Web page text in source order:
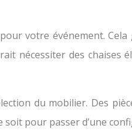
pour votre événement.
nécessiter des
du mobilier. Des
pour passer d’une